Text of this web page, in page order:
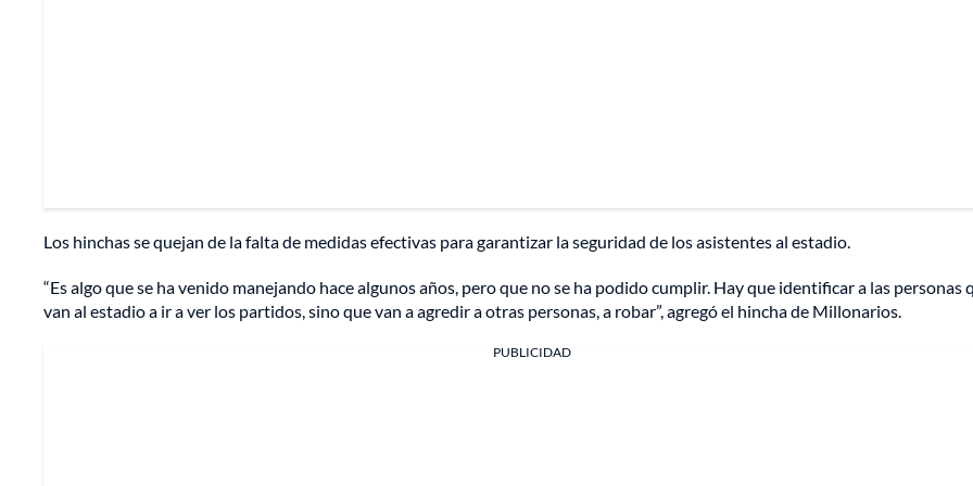
Los hinchas se quejan de la falta de medidas efectivas para garantizar la seguridad de los asistentes al estadio.
“Es algo que se ha venido manejando hace algunos años, pero que no se ha podido cumplir. Hay que identificar a las personas
van al estadio a ir a ver los partidos, sino que van a agredir a otras personas, a robar”, agregó el hincha de Millonarios.
PUBLICIDAD